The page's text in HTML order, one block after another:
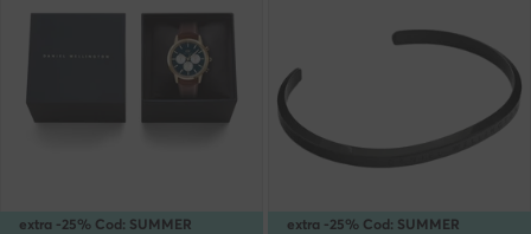
extra -25% Cod: SUMMER extra -25% Cod: SUMMER